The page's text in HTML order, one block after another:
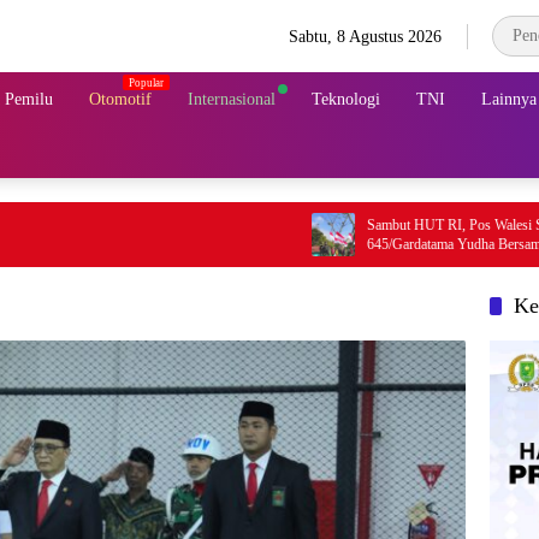
Sabtu, 8 Agustus 2026
Otomotif Internasional Teknologi TNI Lainnya
Sambut HUT RI, Pos Walesi Satgas Yonif
645/Gardatama Yudha Bersama Warga,
Merah Putih di Bukit Walesi